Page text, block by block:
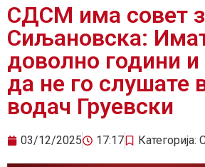
СДСМ има совет
Сиљановска:
доволно години и
да не го слушате
водач Груевски
03/12/2025 17:17 Категорија: